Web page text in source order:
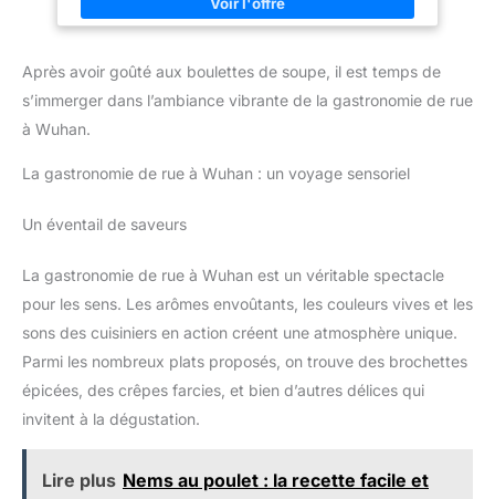
y compris les boulettes, les légumes, les fruits de mer, et plus
encore. Il aide à conserver les nutriments et les saveurs des
d'eau bouillante, d'ajouter vos aliments et de laisser la vapeur
plusieurs plats à la fois. Contenu de l'emballage : 1 cage en
Après avoir goûté aux boulettes de soupe, il est temps de
s’immerger dans l’ambiance vibrante de la gastronomie de rue
à Wuhan.
La gastronomie de rue à Wuhan : un voyage sensoriel
Un éventail de saveurs
La gastronomie de rue à Wuhan est un véritable spectacle
pour les sens. Les arômes envoûtants, les couleurs vives et les
sons des cuisiniers en action créent une atmosphère unique.
Parmi les nombreux plats proposés, on trouve des brochettes
épicées, des crêpes farcies, et bien d’autres délices qui
invitent à la dégustation.
Lire plus Nems au poulet : la recette facile et